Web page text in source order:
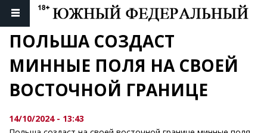
ПОЛЬША СОЗДАСТ
МИННЫЕ ПОЛЯ НА СВОЕЙ
ВОСТОЧНОЙ ГРАНИЦЕ
14/10/2024 - 13:43